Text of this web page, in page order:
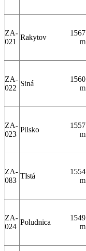
ZA-
021
Rakytov
1567
m
ZA-
022
Siná
1560
m
ZA-
023
Pilsko
1557
m
ZA-
083
Tlstá
1554
m
ZA-
024
Poludnica
1549
m